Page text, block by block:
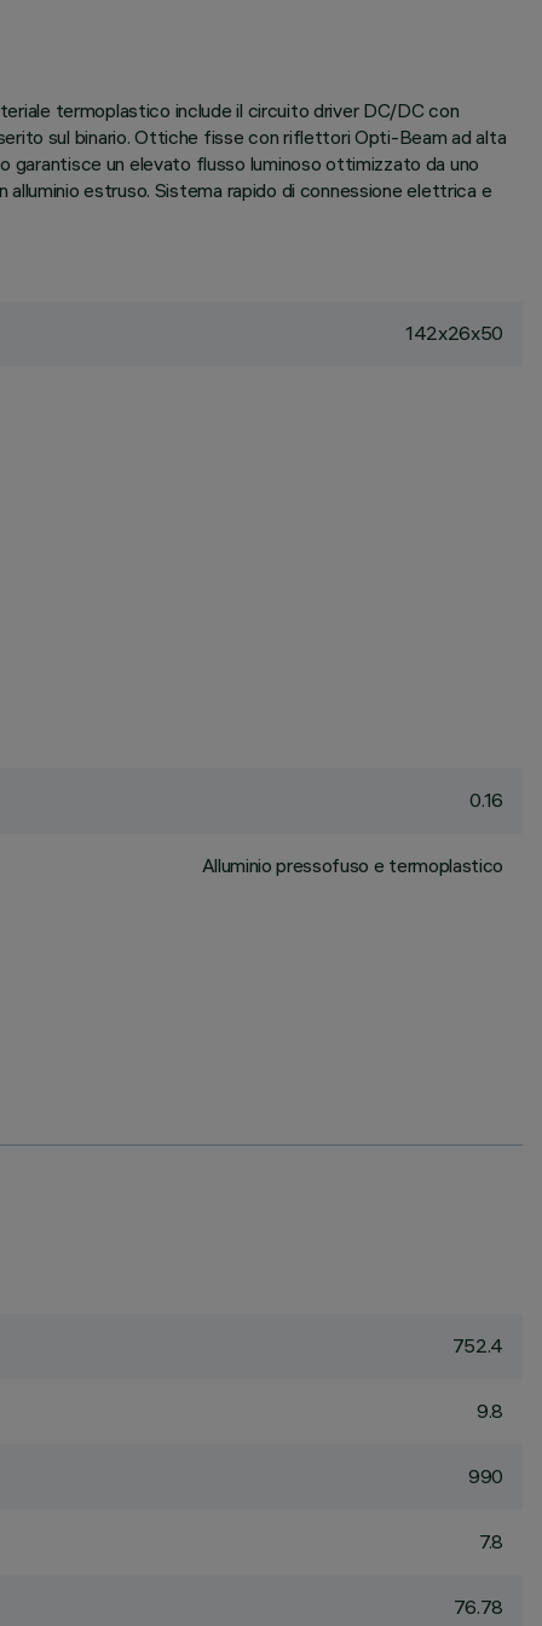
termoplastico include il circuito driver DC/DC con
sul binario. Ottiche fisse con riflettori Opti-Beam ad alta
un elevato flusso luminoso ottimizzato da uno
estruso. Sistema rapido di connessione elettrica e
142x26x50
0.16
Alluminio pressofuso e termoplastico
752.4
9.8
990
7.8
76.78